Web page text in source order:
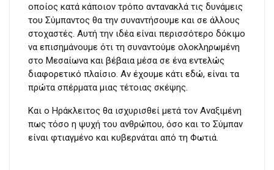
οποίος κατά κάποιον τρόπο αντανακλά τις δυνάμεις
του Σύμπαντος θα την συναντήσουμε και σε άλλους
στοχαστές. Αυτή την ιδέα είναι περισσότερο δόκιμο
να επισημάνουμε ότι τη συναντούμε ολοκληρωμένη
στο Μεσαίωνα και βέβαια μέσα σε ένα εντελώς
διαφορετικό πλαίσιο. Αν έχουμε κάτι εδώ, είναι τα
πρώτα σπέρματα μιας τέτοιας σκέψης.
Και ο Ηράκλειτος θα ισχυρισθεί μετά τον Αναξιμένη
πως τόσο η ψυχή του ανθρώπου, όσο και το Σύμπαν
είναι φτιαγμένο και κυβερνάται από τη Φωτιά.